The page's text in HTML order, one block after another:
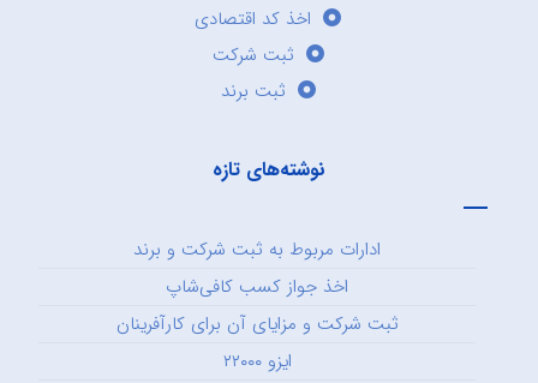
اخذ کد اقتصادی
ثبت شرکت
ثبت برند
نوشته‌های تازه
ادارات مربوط به ثبت شرکت و برند
اخذ جواز کسب کافی‌شاپ
ثبت شرکت و مزایای آن برای کارآفرینان
ایزو ۲۲۰۰۰